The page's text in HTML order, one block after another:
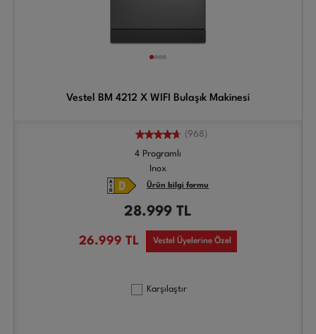
Vestel BM 4212 X WIFI Bulaşık Makinesi
(968)
4 Programlı
Inox
Ürün bilgi formu
28.999 TL
26.999 TL Vestel Üyelerine Özel
Karşılaştır